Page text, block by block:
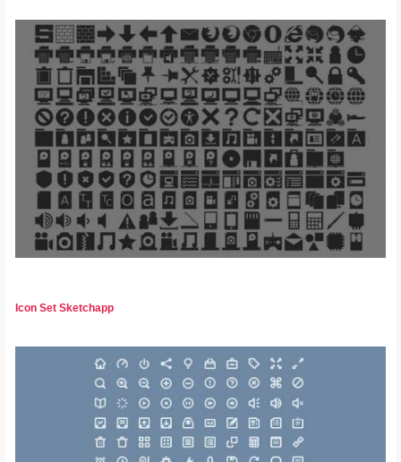
Icon Set Sketchapp